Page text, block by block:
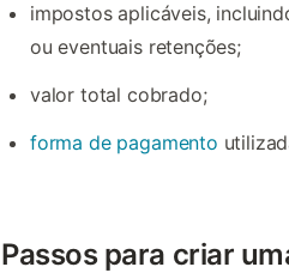
impostos aplicáveis,
ou eventuais retenções;
valor total cobrado;
forma de pagamento
Passos para criar